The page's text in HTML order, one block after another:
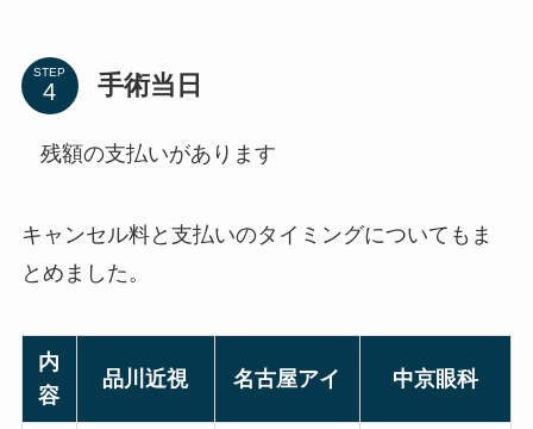
STEP 手術当日
残額の支払いがあります
キャンセル料と支払いのタイミングについてもま
とめました。
内
容
品川近視 名古屋アイ 中京眼科